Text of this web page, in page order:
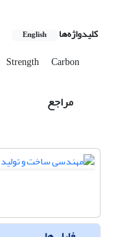
کلیدواژه‌ها English
Strength Carbon
مراجع